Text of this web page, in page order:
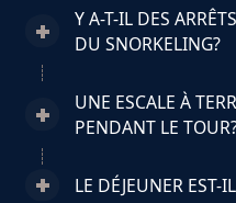
Y A-T-IL DES
DU SNORKELING?
UNE ESCALE À
PENDANT LE
LE DÉJEUNER EST-